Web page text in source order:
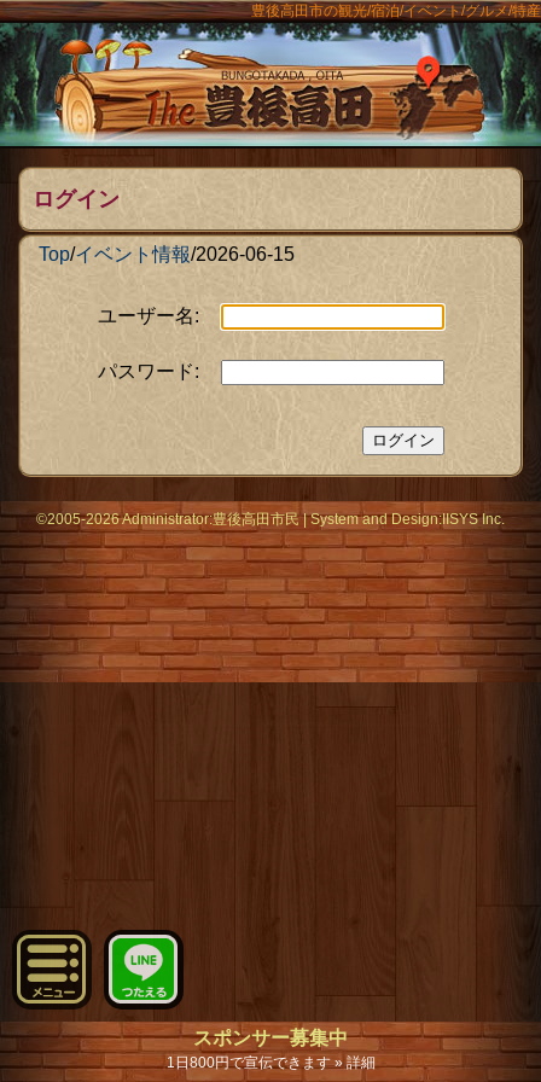
豊後高田市の観光/宿泊/イベント/グルメ/特産
The豊後
ログイン
Top/イベント情報/2026-06-15
ユーザー名:
パスワード:
メニュー
©2005-2026 Administrator:豊後高田市民|Systemand Design:IISYS Inc.
スポンサー募集中
1日800円で宣伝できます » 詳細